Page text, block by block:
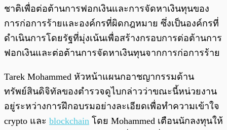
ชาติเพื่อต่อต้านการฟอกเงินและการจัดหาเงินทุนของ
การก่อการร้ายและองค์กรที่ผิดกฎหมาย ซึ่งเป็นองค์กรที่
ดำเนินการโดยรัฐที่มุ่งเน้นเพื่อสร้างกรอบการต่อต้านการ
ฟอกเงินและต่อต้านการจัดหาเงินทุนจากการก่อการร้าย
Tarek Mohammed หัวหน้าแผนกอาชญากรรมด้าน
ทรัพย์สินดิจิทัลของตำรวจดูไบกล่าวว่าขณะนี้หน่วยงาน
อยู่ระหว่างการฝึกอบรมอย่างละเอียดเพื่อทำความเข้าใจ
crypto และ blockchain โดย Mohammed เตือนนักลงทุนให้